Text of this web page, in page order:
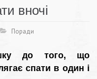
вночі
Поради
до того, що
спати в один і